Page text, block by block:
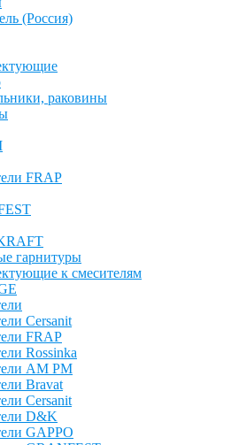
(Россия)
раковины
FRAP
гарнитуры
к смесителям
Cersanit
FRAP
Rossinka
AM PM
Bravat
Cersanit
D&K
GAPPO